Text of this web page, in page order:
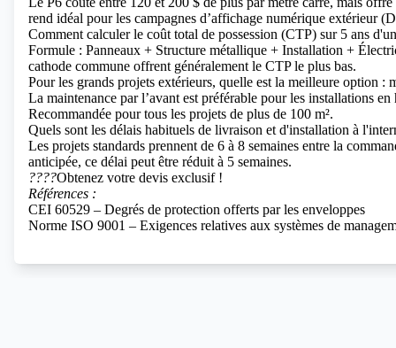
rend idéal pour les campagnes d’affichage numérique extérieur
Comment calculer le coût total de possession (CTP) sur 5 ans
Formule : Panneaux + Structure métallique + Installation +
cathode commune offrent généralement le CTP le plus bas.
Pour les grands projets extérieurs, quelle est la meilleure option :
La maintenance par l’avant est préférable pour les installations
Recommandée pour tous les projets de plus de 100 m².
Quels sont les délais habituels de livraison et d'installation à
Les projets standards prennent de 6 à 8 semaines entre la
anticipée, ce délai peut être réduit à 5 semaines.
????Obtenez votre devis exclusif !
Références :
CEI 60529 – Degrés de protection offerts par les enveloppes
Norme ISO 9001 – Exigences relatives aux systèmes de